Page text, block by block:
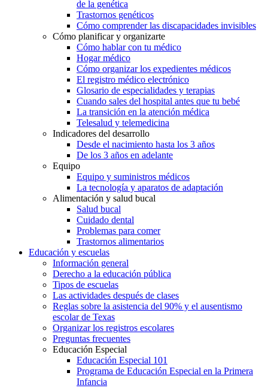
de la genética
Trastornos genéticos
Cómo comprender las discapacidades invisibles
Cómo planificar y organizarte
Cómo hablar con tu médico
Hogar médico
Cómo organizar los expedientes médicos
El registro médico electrónico
Glosario de especialidades y terapias
Cuando sales del hospital antes que tu bebé
La transición en la atención médica
Telesalud y telemedicina
Indicadores del desarrollo
Desde el nacimiento hasta los 3 años
De los 3 años en adelante
Equipo
Equipo y suministros médicos
La tecnología y aparatos de adaptación
Alimentación y salud bucal
Salud bucal
Cuidado dental
Problemas para comer
Trastornos alimentarios
Educación y escuelas
Información general
Derecho a la educación pública
Tipos de escuelas
Las actividades después de clases
Reglas sobre la asistencia del 90% y el ausentismo
escolar de Texas
Organizar los registros escolares
Preguntas frecuentes
Educación Especial
Educación Especial 101
Programa de Educación Especial en la Primera
Infancia